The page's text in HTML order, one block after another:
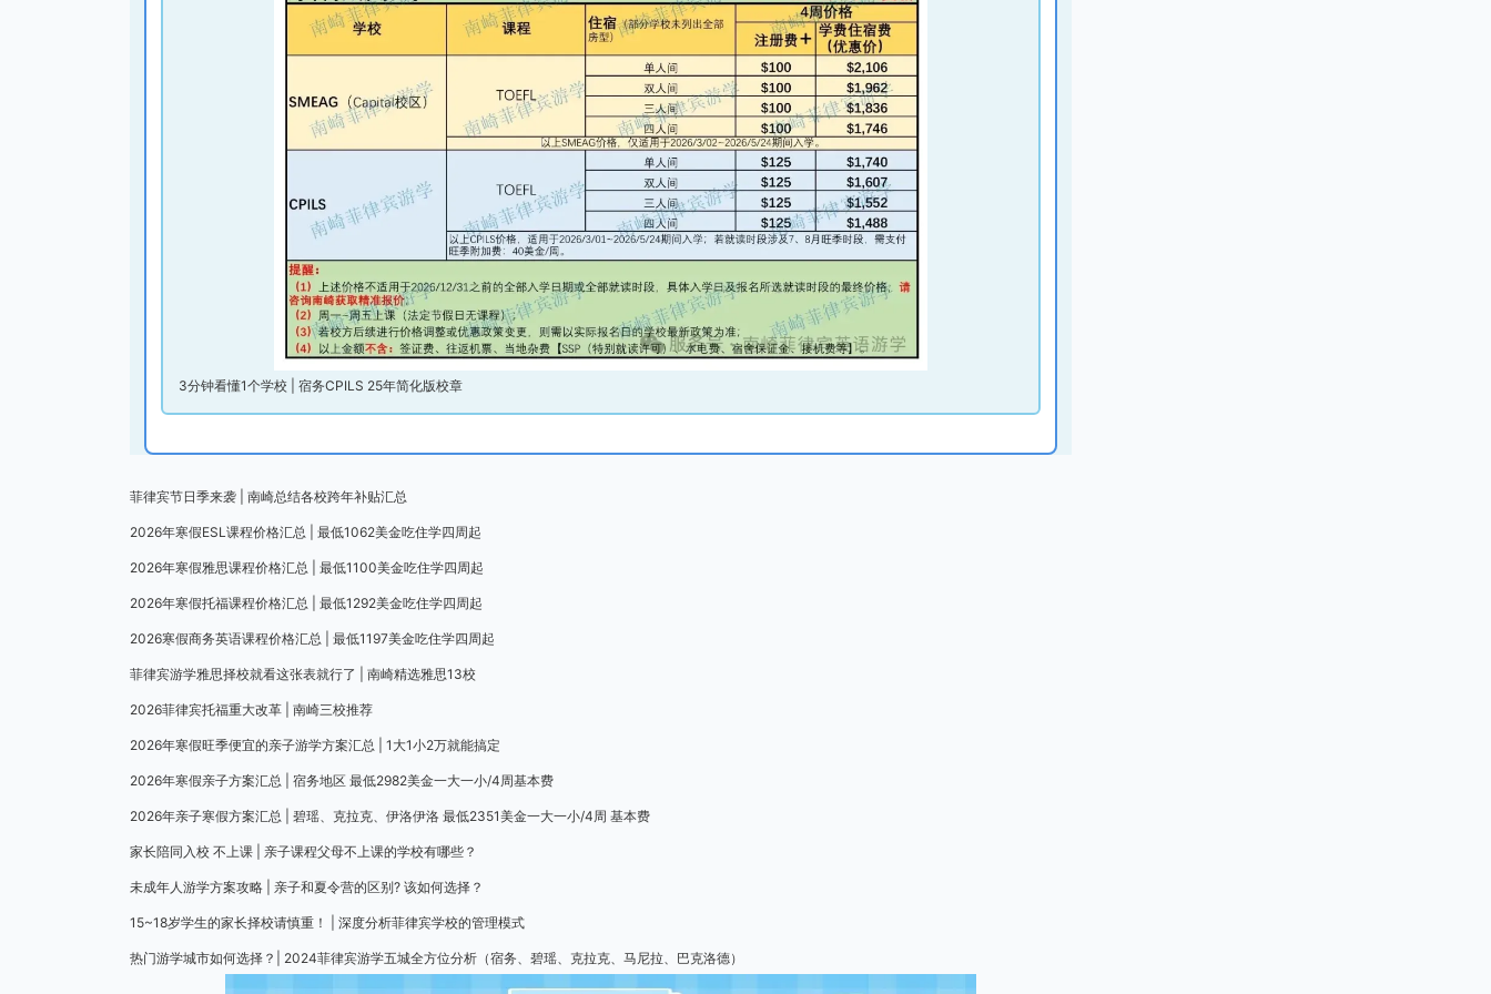
3分钟看懂1个学校 | 宿务CPILS 25年简化版校章
菲律宾节日季来袭 | 南崎总结各校跨年补贴汇总
2026年寒假ESL课程价格汇总 | 最低1062美金吃住学四周起
2026年寒假雅思课程价格汇总 | 最低1100美金吃住学四周起
2026年寒假托福课程价格汇总 | 最低1292美金吃住学四周起
2026寒假商务英语课程价格汇总 | 最低1197美金吃住学四周起
菲律宾游学雅思择校就看这张表就行了 | 南崎精选雅思13校
2026菲律宾托福重大改革 | 南崎三校推荐
2026年寒假旺季便宜的亲子游学方案汇总 | 1大1小2万就能搞定
2026年寒假亲子方案汇总 | 宿务地区 最低2982美金一大一小/4周基本费
2026年亲子寒假方案汇总 | 碧瑶、克拉克、伊洛伊洛 最低2351美金一大一小/4周 基本费
家长陪同入校 不上课 | 亲子课程父母不上课的学校有哪些？
未成年人游学方案攻略 | 亲子和夏令营的区别? 该如何选择？
15~18岁学生的家长择校请慎重！ | 深度分析菲律宾学校的管理模式
热门游学城市如何选择？| 2024菲律宾游学五城全方位分析（宿务、碧瑶、克拉克、马尼拉、巴克洛德）